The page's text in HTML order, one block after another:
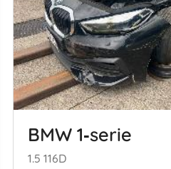
BMW 1‑serie
1.5 116D